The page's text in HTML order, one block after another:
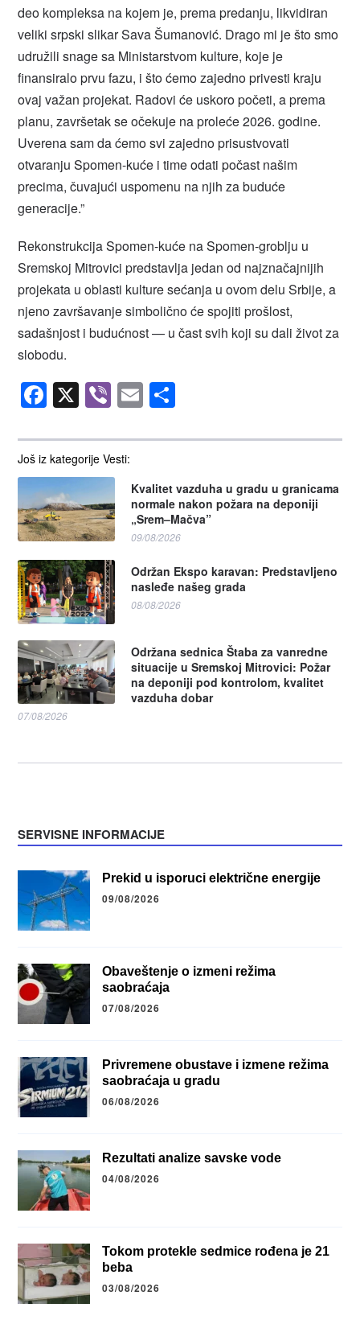
Još iz kategorije Vesti:
Kvalitet vazduha u gradu u granicama
normale nakon požara na deponiji
„Srem–Mačva”
09/08/2026
Održan Ekspo karavan: Predstavljeno
nasleđe našeg grada
08/08/2026
Održana sednica Štaba za vanredne
situacije u Sremskoj Mitrovici: Požar
na deponiji pod kontrolom, kvalitet
vazduha dobar
07/08/2026
deo kompleksa na kojem je, prema predanju, likvidiran
veliki srpski slikar Sava Šumanović. Drago mi je što smo
udružili snage sa Ministarstvom kulture, koje je
finansiralo prvu fazu, i što ćemo zajedno privesti kraju
ovaj važan projekat. Radovi će uskoro početi, a prema
planu, završetak se očekuje na proleće 2026. godine.
Uverena sam da ćemo svi zajedno prisustvovati
otvaranju Spomen-kuće i time odati počast našim
precima, čuvajući uspomenu na njih za buduće
generacije.”
Rekonstrukcija Spomen-kuće na Spomen-groblju u
Sremskoj Mitrovici predstavlja jedan od najznačajnijih
projekata u oblasti kulture sećanja u ovom delu Srbije, a
njeno završavanje simbolično će spojiti prošlost,
sadašnjost i budućnost — u čast svih koji su dali život za
slobodu.
Facebook
X Viber
Email
SERVISNE INFORMACIJE
Prekid u isporuci električne energije
09/08/2026
Obaveštenje o izmeni režima
saobraćaja
07/08/2026
Privremene obustave i izmene režima
saobraćaja u gradu
06/08/2026
Rezultati analize savske vode
04/08/2026
Tokom protekle sedmice rođena je 21
beba
03/08/2026